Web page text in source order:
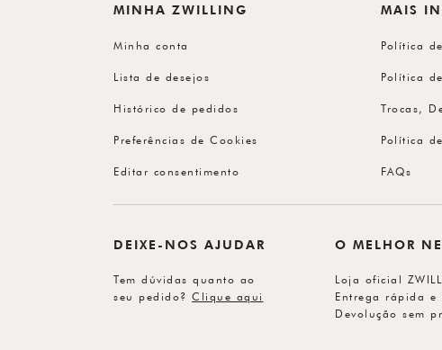
MINHA ZWILLING
Minha conta
Lista de desejos
Histórico de pedidos
Preferências de Cookies
Editar consentimento
MAIS
Política
Política
Trocas,
Política
FAQs
DEIXE-NOS AJUDAR
Tem dúvidas quanto ao
seu pedido? Clique aqui
O MELHOR
Loja oficial
Entrega rápida e
Devolução sem